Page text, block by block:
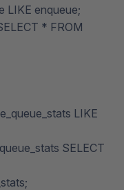
LIKE enqueue;
* FROM
LIKE
SELECT